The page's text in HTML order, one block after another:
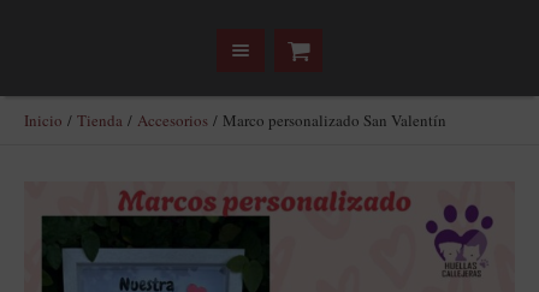
Inicio / Tienda / Accesorios / Marco personalizado San Valentín